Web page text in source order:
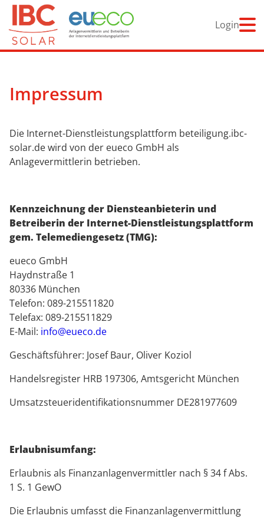
Login
Impressum
Die Internet-Dienstleistungsplattform beteiligung.ibc-
solar.de wird von der eueco GmbH als
Anlagevermittlerin betrieben.
Kennzeichnung der Diensteanbieterin und
Betreiberin der Internet-Dienstleistungsplattform
gem. Telemediengesetz (TMG):
eueco GmbH
Haydnstraße 1
80336 München
Telefon: 089-215511820
Telefax: 089-215511829
E-Mail: info@eueco.de
Geschäftsführer: Josef Baur, Oliver Koziol
Handelsregister HRB 197306, Amtsgericht München
Umsatzsteueridentifikationsnummer DE281977609
Erlaubnisumfang:
Erlaubnis als Finanzanlagenvermittler nach § 34 f Abs.
1 S. 1 GewO
Die Erlaubnis umfasst die Finanzanlagenvermittlung